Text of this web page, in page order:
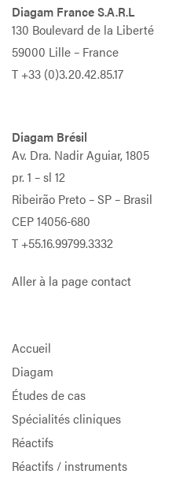
Diagam France S.A.R.L
130 Boulevard de la Liberté
59000 Lille – France
T+33 (0)3.20.42.85.17
Diagam Brésil
Av. Dra. Nadir Aguiar, 1805
pr. 1 – sl 12
Ribeirão Preto – SP – Brasil
CEP 14056-680
T+55.16.99799.3332
Aller à la page contact
Accueil
Diagam
Études de cas
Spécialités cliniques
Réactifs
Réactifs / instruments